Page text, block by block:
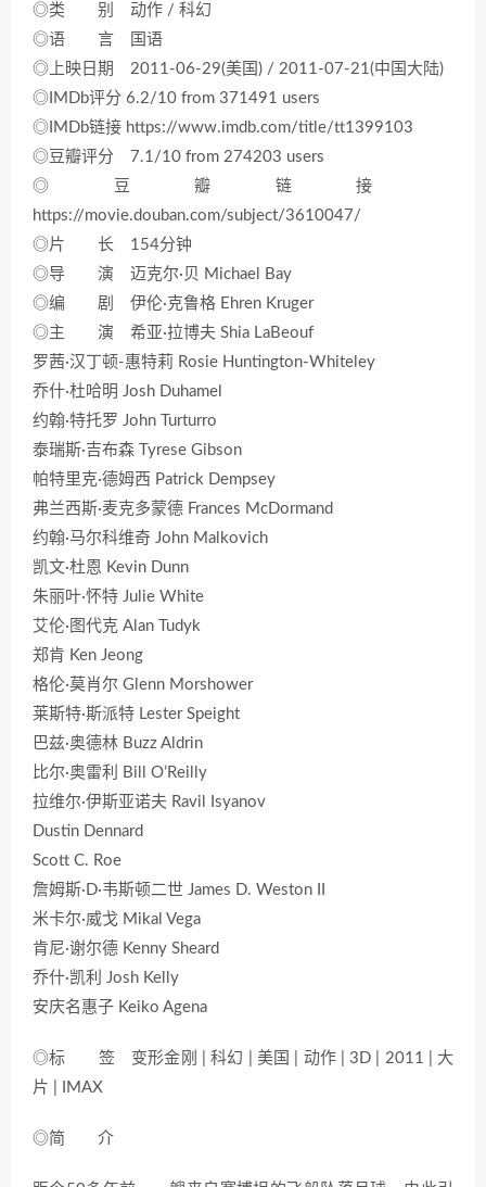
◎类 别 动作 / 科幻
◎语 言 国语
◎上映日期 2011-06-29(美国) / 2011-07-21(中国大陆)
◎IMDb评分 6.2/10 from 371491 users
◎IMDb链接 https://www.imdb.com/title/tt1399103
◎豆瓣评分 7.1/10 from 274203 users
◎豆瓣链接
https://movie.douban.com/subject/3610047/
◎片 长 154分钟
◎导 演 迈克尔·贝 Michael Bay
◎编 剧 伊伦·克鲁格 Ehren Kruger
◎主 演 希亚·拉博夫 Shia LaBeouf
罗茜·汉丁顿-惠特莉 Rosie Huntington-Whiteley
乔什·杜哈明 Josh Duhamel
约翰·特托罗 John Turturro
泰瑞斯·吉布森 Tyrese Gibson
帕特里克·德姆西 Patrick Dempsey
弗兰西斯·麦克多蒙德 Frances McDormand
约翰·马尔科维奇 John Malkovich
凯文·杜恩 Kevin Dunn
朱丽叶·怀特 Julie White
艾伦·图代克 Alan Tudyk
郑肯 Ken Jeong
格伦·莫肖尔 Glenn Morshower
莱斯特·斯派特 Lester Speight
巴兹·奥德林 Buzz Aldrin
比尔·奥雷利 Bill O’Reilly
拉维尔·伊斯亚诺夫 Ravil Isyanov
Dustin Dennard
Scott C. Roe
詹姆斯·D·韦斯顿二世 James D. Weston II
米卡尔·威戈 Mikal Vega
肯尼·谢尔德 Kenny Sheard
乔什·凯利 Josh Kelly
安庆名惠子 Keiko Agena
◎标 签 变形金刚 | 科幻 | 美国 | 动作 | 3D | 2011 | 大
片 | IMAX
◎简 介